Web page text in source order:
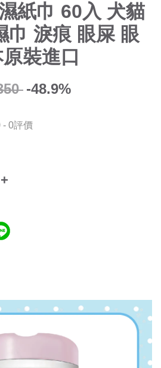
紙巾 60入 犬貓
巾 淚痕 眼屎 眼
裝進口
-48.9%
- 0評價
+